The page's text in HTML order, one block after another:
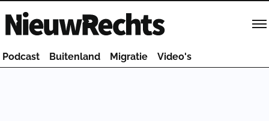
Homepage van NieuwRechts
Podcast Buitenland Migratie Video's